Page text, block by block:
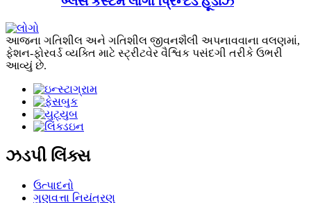
આજના ગતિશીલ અને ગતિશીલ જીવનશૈલી અપનાવવાના વલણમાં,
ફેશન-ફોરવર્ડ વ્યક્તિ માટે સ્ટ્રીટવેર વૈશ્વિક પસંદગી તરીકે ઉભરી
આવ્યું છે.
ઝડપી લિંક્સ
ઉત્પાદનો
ગુણવત્તા નિયંત્રણ